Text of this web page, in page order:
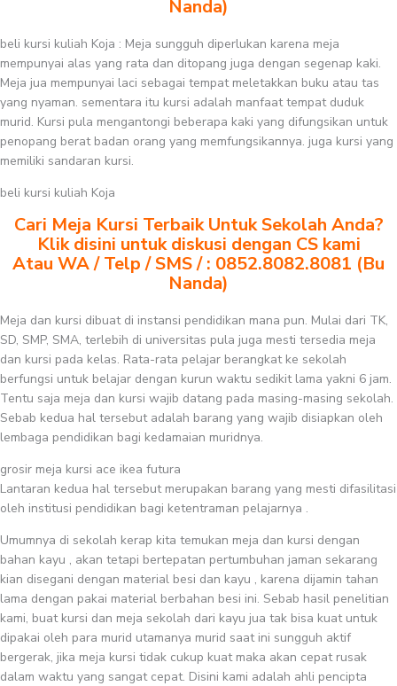
Nanda)
beli kursi kuliah Koja : Meja sungguh diperlukan karena meja
mempunyai alas yang rata dan ditopang juga dengan segenap kaki.
Meja jua mempunyai laci sebagai tempat meletakkan buku atau tas
yang nyaman. sementara itu kursi adalah manfaat tempat duduk
murid. Kursi pula mengantongi beberapa kaki yang difungsikan untuk
penopang berat badan orang yang memfungsikannya. juga kursi yang
memiliki sandaran kursi.
beli kursi kuliah Koja
Cari Meja Kursi Terbaik Untuk Sekolah Anda?
Klik disini untuk diskusi dengan CS kami
Atau WA / Telp / SMS / : 0852.8082.8081 (Bu
Nanda)
Meja dan kursi dibuat di instansi pendidikan mana pun. Mulai dari TK,
SD, SMP, SMA, terlebih di universitas pula juga mesti tersedia meja
dan kursi pada kelas. Rata-rata pelajar berangkat ke sekolah
berfungsi untuk belajar dengan kurun waktu sedikit lama yakni 6 jam.
Tentu saja meja dan kursi wajib datang pada masing-masing sekolah.
Sebab kedua hal tersebut adalah barang yang wajib disiapkan oleh
lembaga pendidikan bagi kedamaian muridnya.
grosir meja kursi ace ikea futura
Lantaran kedua hal tersebut merupakan barang yang mesti difasilitasi
oleh institusi pendidikan bagi ketentraman pelajarnya .
Umumnya di sekolah kerap kita temukan meja dan kursi dengan
bahan kayu , akan tetapi bertepatan pertumbuhan jaman sekarang
kian disegani dengan material besi dan kayu , karena dijamin tahan
lama dengan pakai material berbahan besi ini. Sebab hasil penelitian
kami, buat kursi dan meja sekolah dari kayu jua tak bisa kuat untuk
dipakai oleh para murid utamanya murid saat ini sungguh aktif
bergerak, jika meja kursi tidak cukup kuat maka akan cepat rusak
dalam waktu yang sangat cepat. Disini kami adalah ahli pencipta